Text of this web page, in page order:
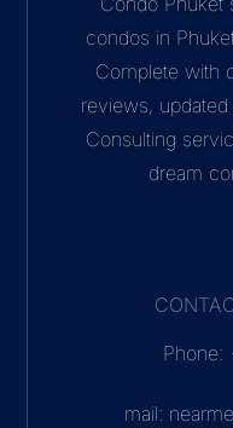
condos in
Complete with
reviews,
Consulting
dream
Phone:
mail: